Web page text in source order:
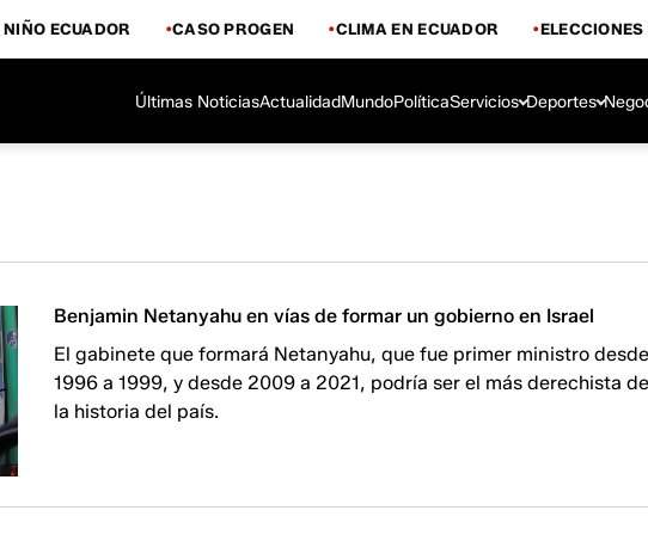
ECUADOR CASO PROGEN CLIMA EN ECUADOR
Últimas NoticiasActualidadMundoPolíticaServicios Deportes
Benjamin Netanyahu en vías de formar un gobierno en Israel
El gabinete que formará Netanyahu, que fue primer ministro desde
1996 a 1999, y desde 2009 a 2021, podría ser el más derechista de
la historia del país.